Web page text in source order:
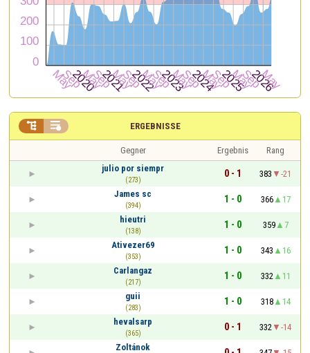
ERGEBNISSE
 
Gegner Ergebnis
Rang
julio por siempr
(273)
0 - 1 383
-21
James sc
(394)
1 - 0 366
17
hieutri
(138)
1 - 0 359
7
Ativezer69
(353)
1 - 0 343
16
Carlangaz
(217)
1 - 0 332
11
guii
(283)
1 - 0 318
14
hevalsarp
(365)
0 - 1 332
-14
Zoltánok